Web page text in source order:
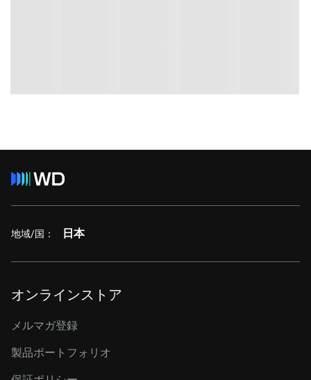
地域/国： 日本
オンラインストア
メルマガ登録
製品ポートフォリオ